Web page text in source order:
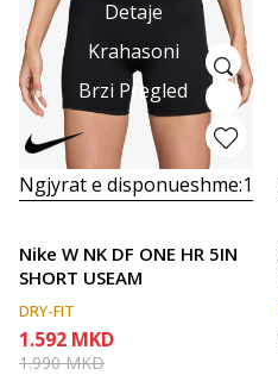
Detaje
Krahasoni
Brzi Pregled
Ngjyrat e disponueshme:1
Nike W NK DF ONE HR 5IN
SHORT USEAM
DRY-FIT
1.592 MKD
1.990MKD